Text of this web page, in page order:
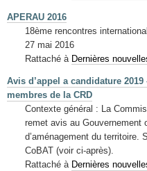
APERAU 2016
18ème rencontres
27 mai 2016
Rattaché à Dernières
Avis d’appel a candidature
membres de la CRD
Contexte général : La
remet avis au Gouvernement
d’aménagement du territoire.
CoBAT (voir ci-après).
Rattaché à Dernières